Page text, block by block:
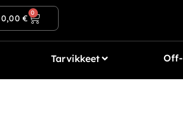
0,00€
0
Tarvikkeet